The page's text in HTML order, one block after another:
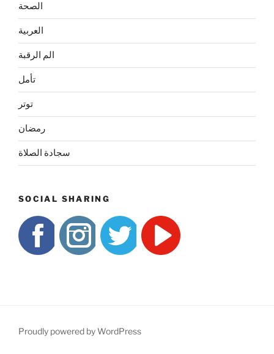
الصحة
العربية
الم الرقبة
تأمل
توتر
رمضان
سجادة الصلاة
SOCIAL SHARING
Proudly powered by WordPress